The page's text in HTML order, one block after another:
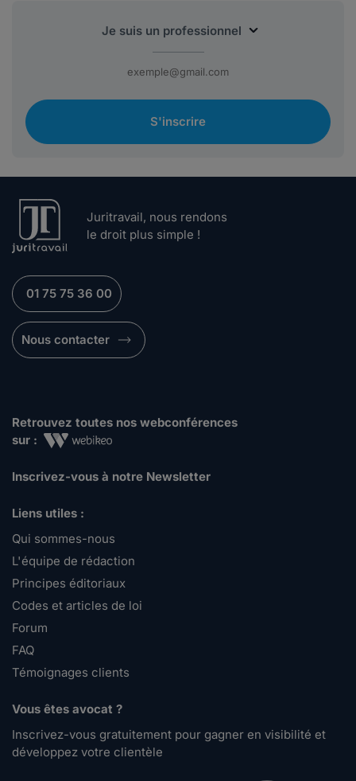
S'inscrire
Juritravail, nous rendons
le droit plus simple !
01 75 75 36 00
Nous contacter
Retrouvez toutes nos webconférences
sur :
Inscrivez-vous à notre Newsletter
Liens utiles :
Qui sommes-nous
L'équipe de rédaction
Principes éditoriaux
Codes et articles de loi
Forum
FAQ
Témoignages clients
Vous êtes avocat ?
Inscrivez-vous gratuitement pour gagner en visibilité et
développez votre clientèle